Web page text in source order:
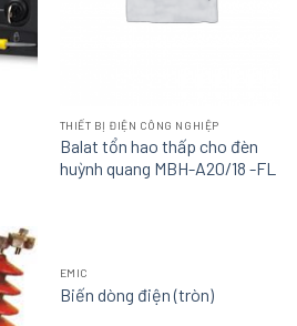
THIẾT BỊ ĐIỆN CÔNG NGHIỆP
Balat tổn hao thấp cho đèn
huỳnh quang MBH-A20/18 -FL
EMIC
Biến dòng điện (tròn)